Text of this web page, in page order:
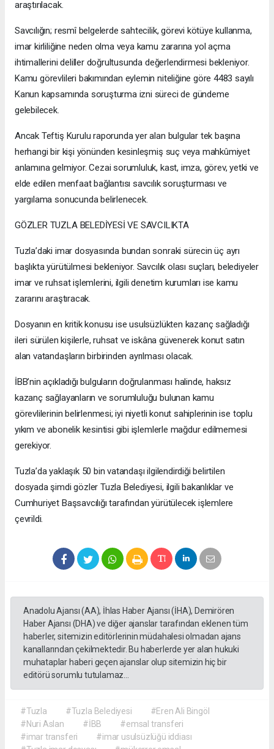
araştırılacak.
Savcılığın; resmî belgelerde sahtecilik, görevi kötüye kullanma,
imar kirliliğine neden olma veya kamu zararına yol açma
ihtimallerini deliller doğrultusunda değerlendirmesi bekleniyor.
Kamu görevlileri bakımından eylemin niteliğine göre 4483 sayılı
Kanun kapsamında soruşturma izni süreci de gündeme
gelebilecek.
Ancak Teftiş Kurulu raporunda yer alan bulgular tek başına
herhangi bir kişi yönünden kesinleşmiş suç veya mahkûmiyet
anlamına gelmiyor. Cezai sorumluluk, kast, imza, görev, yetki ve
elde edilen menfaat bağlantısı savcılık soruşturması ve
yargılama sonucunda belirlenecek.
GÖZLER TUZLA BELEDİYESİ VE SAVCILIKTA
Tuzla’daki imar dosyasında bundan sonraki sürecin üç ayrı
başlıkta yürütülmesi bekleniyor. Savcılık olası suçları, belediyeler
imar ve ruhsat işlemlerini, ilgili denetim kurumları ise kamu
zararını araştıracak.
Dosyanın en kritik konusu ise usulsüzlükten kazanç sağladığı
ileri sürülen kişilerle, ruhsat ve iskâna güvenerek konut satın
alan vatandaşların birbirinden ayrılması olacak.
İBB’nin açıkladığı bulguların doğrulanması halinde, haksız
kazanç sağlayanların ve sorumluluğu bulunan kamu
görevlilerinin belirlenmesi; iyi niyetli konut sahiplerinin ise toplu
yıkım ve abonelik kesintisi gibi işlemlerle mağdur edilmemesi
gerekiyor.
Tuzla’da yaklaşık 50 bin vatandaşı ilgilendirdiği belirtilen
dosyada şimdi gözler Tuzla Belediyesi, ilgili bakanlıklar ve
Cumhuriyet Başsavcılığı tarafından yürütülecek işlemlere
çevrildi.
Anadolu Ajansı (AA), İhlas Haber Ajansı (İHA), Demirören
Haber Ajansı (DHA) ve diğer ajanslar tarafından eklenen tüm
haberler, sitemizin editörlerinin müdahalesi olmadan ajans
kanallarından çekilmektedir. Bu haberlerde yer alan hukuki
muhataplar haberi geçen ajanslar olup sitemizin hiç bir
editörü sorumlu tutulamaz...
#Tuzla #Tuzla Belediyesi
#Eren Ali Bingöl
#Nuri Aslan
#İBB
#emsal transferi
#imar transferi
#imar usulsüzlüğü iddiası